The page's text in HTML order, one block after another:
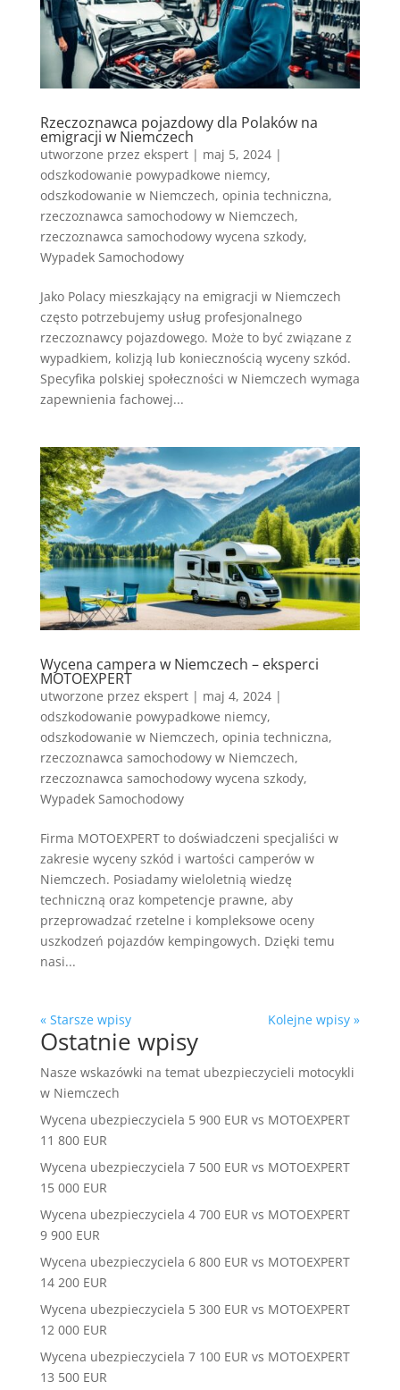
Rzeczoznawca pojazdowy dla Polaków na
emigracji w Niemczech
utworzone przez ekspert| maj 5, 2024|
odszkodowanie powypadkowe niemcy,
odszkodowanie w Niemczech, opinia techniczna,
rzeczoznawca samochodowy w Niemczech,
rzeczoznawca samochodowy wycena szkody,
Wypadek Samochodowy
Jako Polacy mieszkający na emigracji w Niemczech
często potrzebujemy usług profesjonalnego
rzeczoznawcy pojazdowego. Może to być związane z
wypadkiem, kolizją lub koniecznością wyceny szkód.
Specyfika polskiej społeczności w Niemczech wymaga
zapewnienia fachowej...
Wycena campera w Niemczech – eksperci
MOTOEXPERT
utworzone przez ekspert| maj 4, 2024|
odszkodowanie powypadkowe niemcy,
odszkodowanie w Niemczech, opinia techniczna,
rzeczoznawca samochodowy w Niemczech,
rzeczoznawca samochodowy wycena szkody,
Wypadek Samochodowy
Firma MOTOEXPERT to doświadczeni specjaliści w
zakresie wyceny szkód i wartości camperów w
Niemczech. Posiadamy wieloletnią wiedzę
techniczną oraz kompetencje prawne, aby
przeprowadzać rzetelne i kompleksowe oceny
uszkodzeń pojazdów kempingowych. Dzięki temu
nasi...
« Starsze wpisy Kolejne wpisy »
Ostatnie wpisy
Nasze wskazówki na temat ubezpieczycieli motocykli
w Niemczech
Wycena ubezpieczyciela 5 900 EUR vs MOTOEXPERT
11 800 EUR
Wycena ubezpieczyciela 7 500 EUR vs MOTOEXPERT
15 000 EUR
Wycena ubezpieczyciela 4 700 EUR vs MOTOEXPERT
9 900 EUR
Wycena ubezpieczyciela 6 800 EUR vs MOTOEXPERT
14 200 EUR
Wycena ubezpieczyciela 5 300 EUR vs MOTOEXPERT
12 000 EUR
Wycena ubezpieczyciela 7 100 EUR vs MOTOEXPERT
13 500 EUR